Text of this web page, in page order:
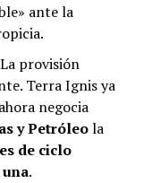
ante la
provisión
Terra Ignis ya
negocia
y Petróleola
de ciclo
.